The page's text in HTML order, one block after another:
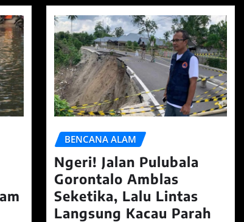
BENCANA ALAM
Ngeri! Jalan Pulubala
Gorontalo Amblas
Seketika, Lalu Lintas
Langsung Kacau Parah